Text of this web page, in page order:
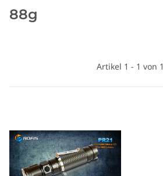
88g
Artikel 1 - 1 von 1